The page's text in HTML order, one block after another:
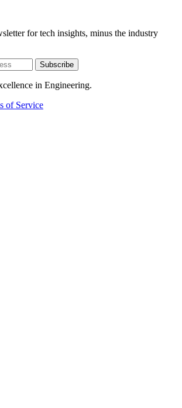
for tech insights, minus the industry
Subscribe
in Engineering.
of Service